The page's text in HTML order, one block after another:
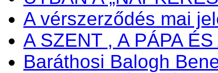
A vérszerződés mai
A SZENT , A PÁPA
Baráthosi Balogh